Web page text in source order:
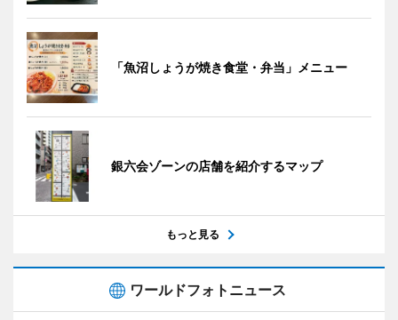
「魚沼しょうが焼き食堂・弁当」メニュー
銀六会ゾーンの店舗を紹介するマップ
もっと見る
ワールドフォトニュース